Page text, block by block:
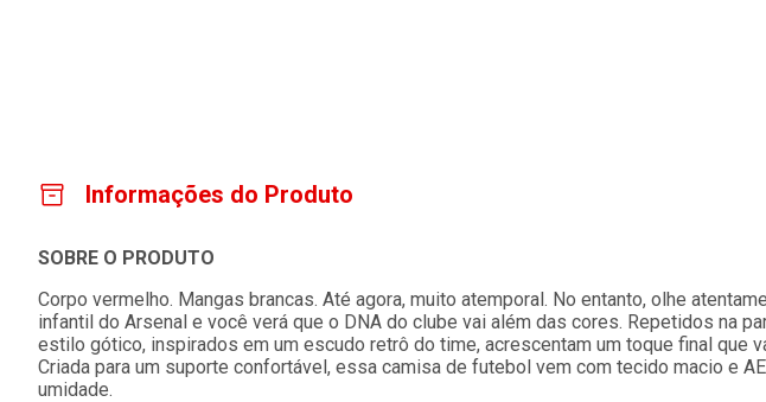
Informações do Produto
SOBRE O PRODUTO
Corpo vermelho. Mangas brancas. Até agora, muito atemporal. No entanto, olhe
infantil do Arsenal e você verá que o DNA do clube vai além das cores. Repetidos na
estilo gótico, inspirados em um escudo retrô do time, acrescentam um toque final que
Criada para um suporte confortável, essa camisa de futebol vem com tecido macio e
umidade.